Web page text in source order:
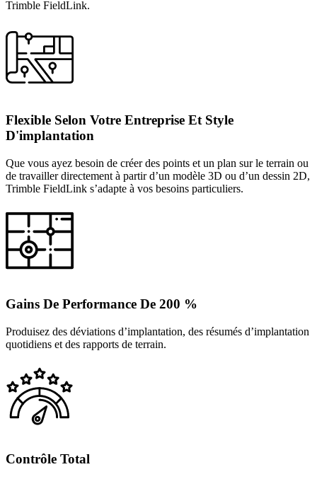
Trimble FieldLink.
Flexible Selon Votre Entreprise Et Style
D'implantation
Que vous ayez besoin de créer des points et un plan sur le terrain ou
de travailler directement à partir d’un modèle 3D ou d’un dessin 2D,
Trimble FieldLink s’adapte à vos besoins particuliers.
Gains De Performance De 200 %
Produisez des déviations d’implantation, des résumés d’implantation
quotidiens et des rapports de terrain.
Contrôle Total